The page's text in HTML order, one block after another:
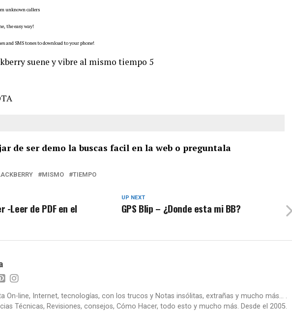
unknown callers
the easy way!
and SMS tones to download to your phone!
de ser demo la buscas facil en la web o preguntala
MISMO TIEMPO
UP NEXT
GPS Blip – ¿Donde esta mi BB?
-Leer de PDF en el
On-line, Internet, tecnologías, con los trucos y Notas insólitas, extrañas y mucho más... .
Técnicas, Revisiones, consejos, Cómo Hacer, todo esto y mucho más. Desde el 2005.